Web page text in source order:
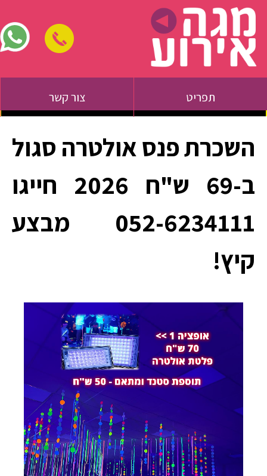
תפריט צור קשר
השכרת פנס אולטרה סגול
ב-69 ש"ח 2026 חייגו
052-6234111 מבצע
קיץ!